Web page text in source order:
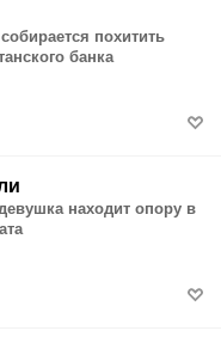
похитить
банка
находит опору в